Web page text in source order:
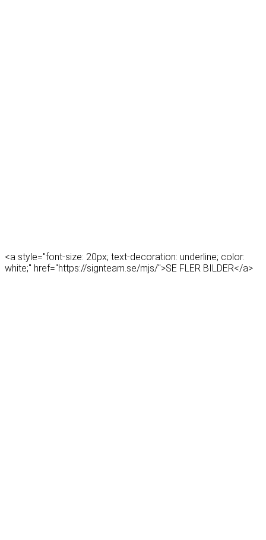
<a style="font-size: 20px; text-decoration: underline; color:
white;" href="https://signteam.se/mjs/">SE FLER BILDER</a>